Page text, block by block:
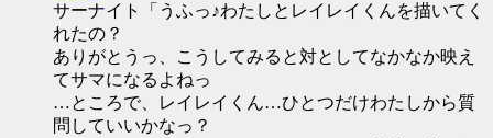
サーナイト「うふっ♪わたしとレイレイくんを描いてく
れたの？
ありがとうっ、こうしてみると対としてなかなか映え
てサマになるよねっ
…ところで、レイレイくん…ひとつだけわたしから質
問していいかなっ？